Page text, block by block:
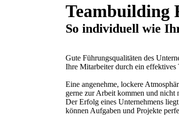
Teambuilding
So individuell wie
Gute Führungsqualitäten des
Ihre Mitarbeiter durch ein effektives
Eine angenehme, lockere
gerne zur Arbeit kommen und nicht
Der Erfolg eines Unternehmens
können Aufgaben und Projekte